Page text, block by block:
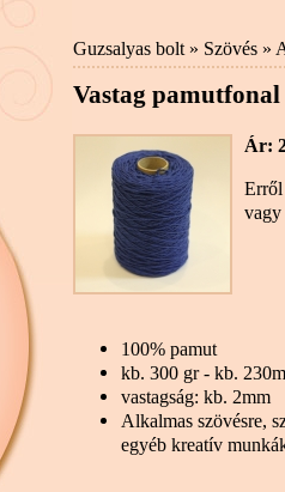
Guzsalyas bolt » Szövés »
Vastag
Ár:
vagy
100% pamut
kb. 300 gr - kb. 230m
vastagság: kb. 2mm
Alkalmas szövésre,
egyéb kreatív